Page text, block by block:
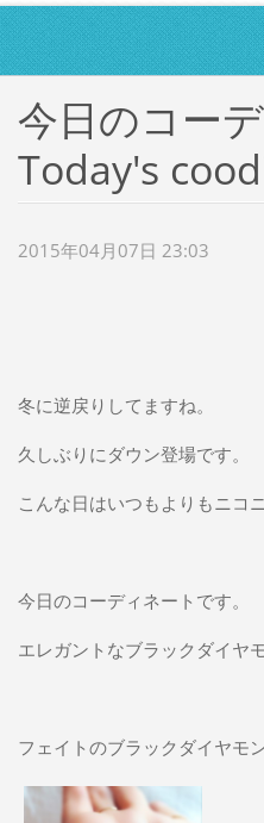
今日のコー
Today's
2015年04月07日 23:03
冬に逆戻りしてますね。
久しぶりにダウン登場です。
こんな日はいつもよりもニコ
今日のコーディネートです。
エレガントなブラックダイヤ
フェイトのブラックダイヤモ